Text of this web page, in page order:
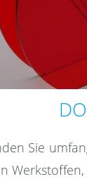
Sie